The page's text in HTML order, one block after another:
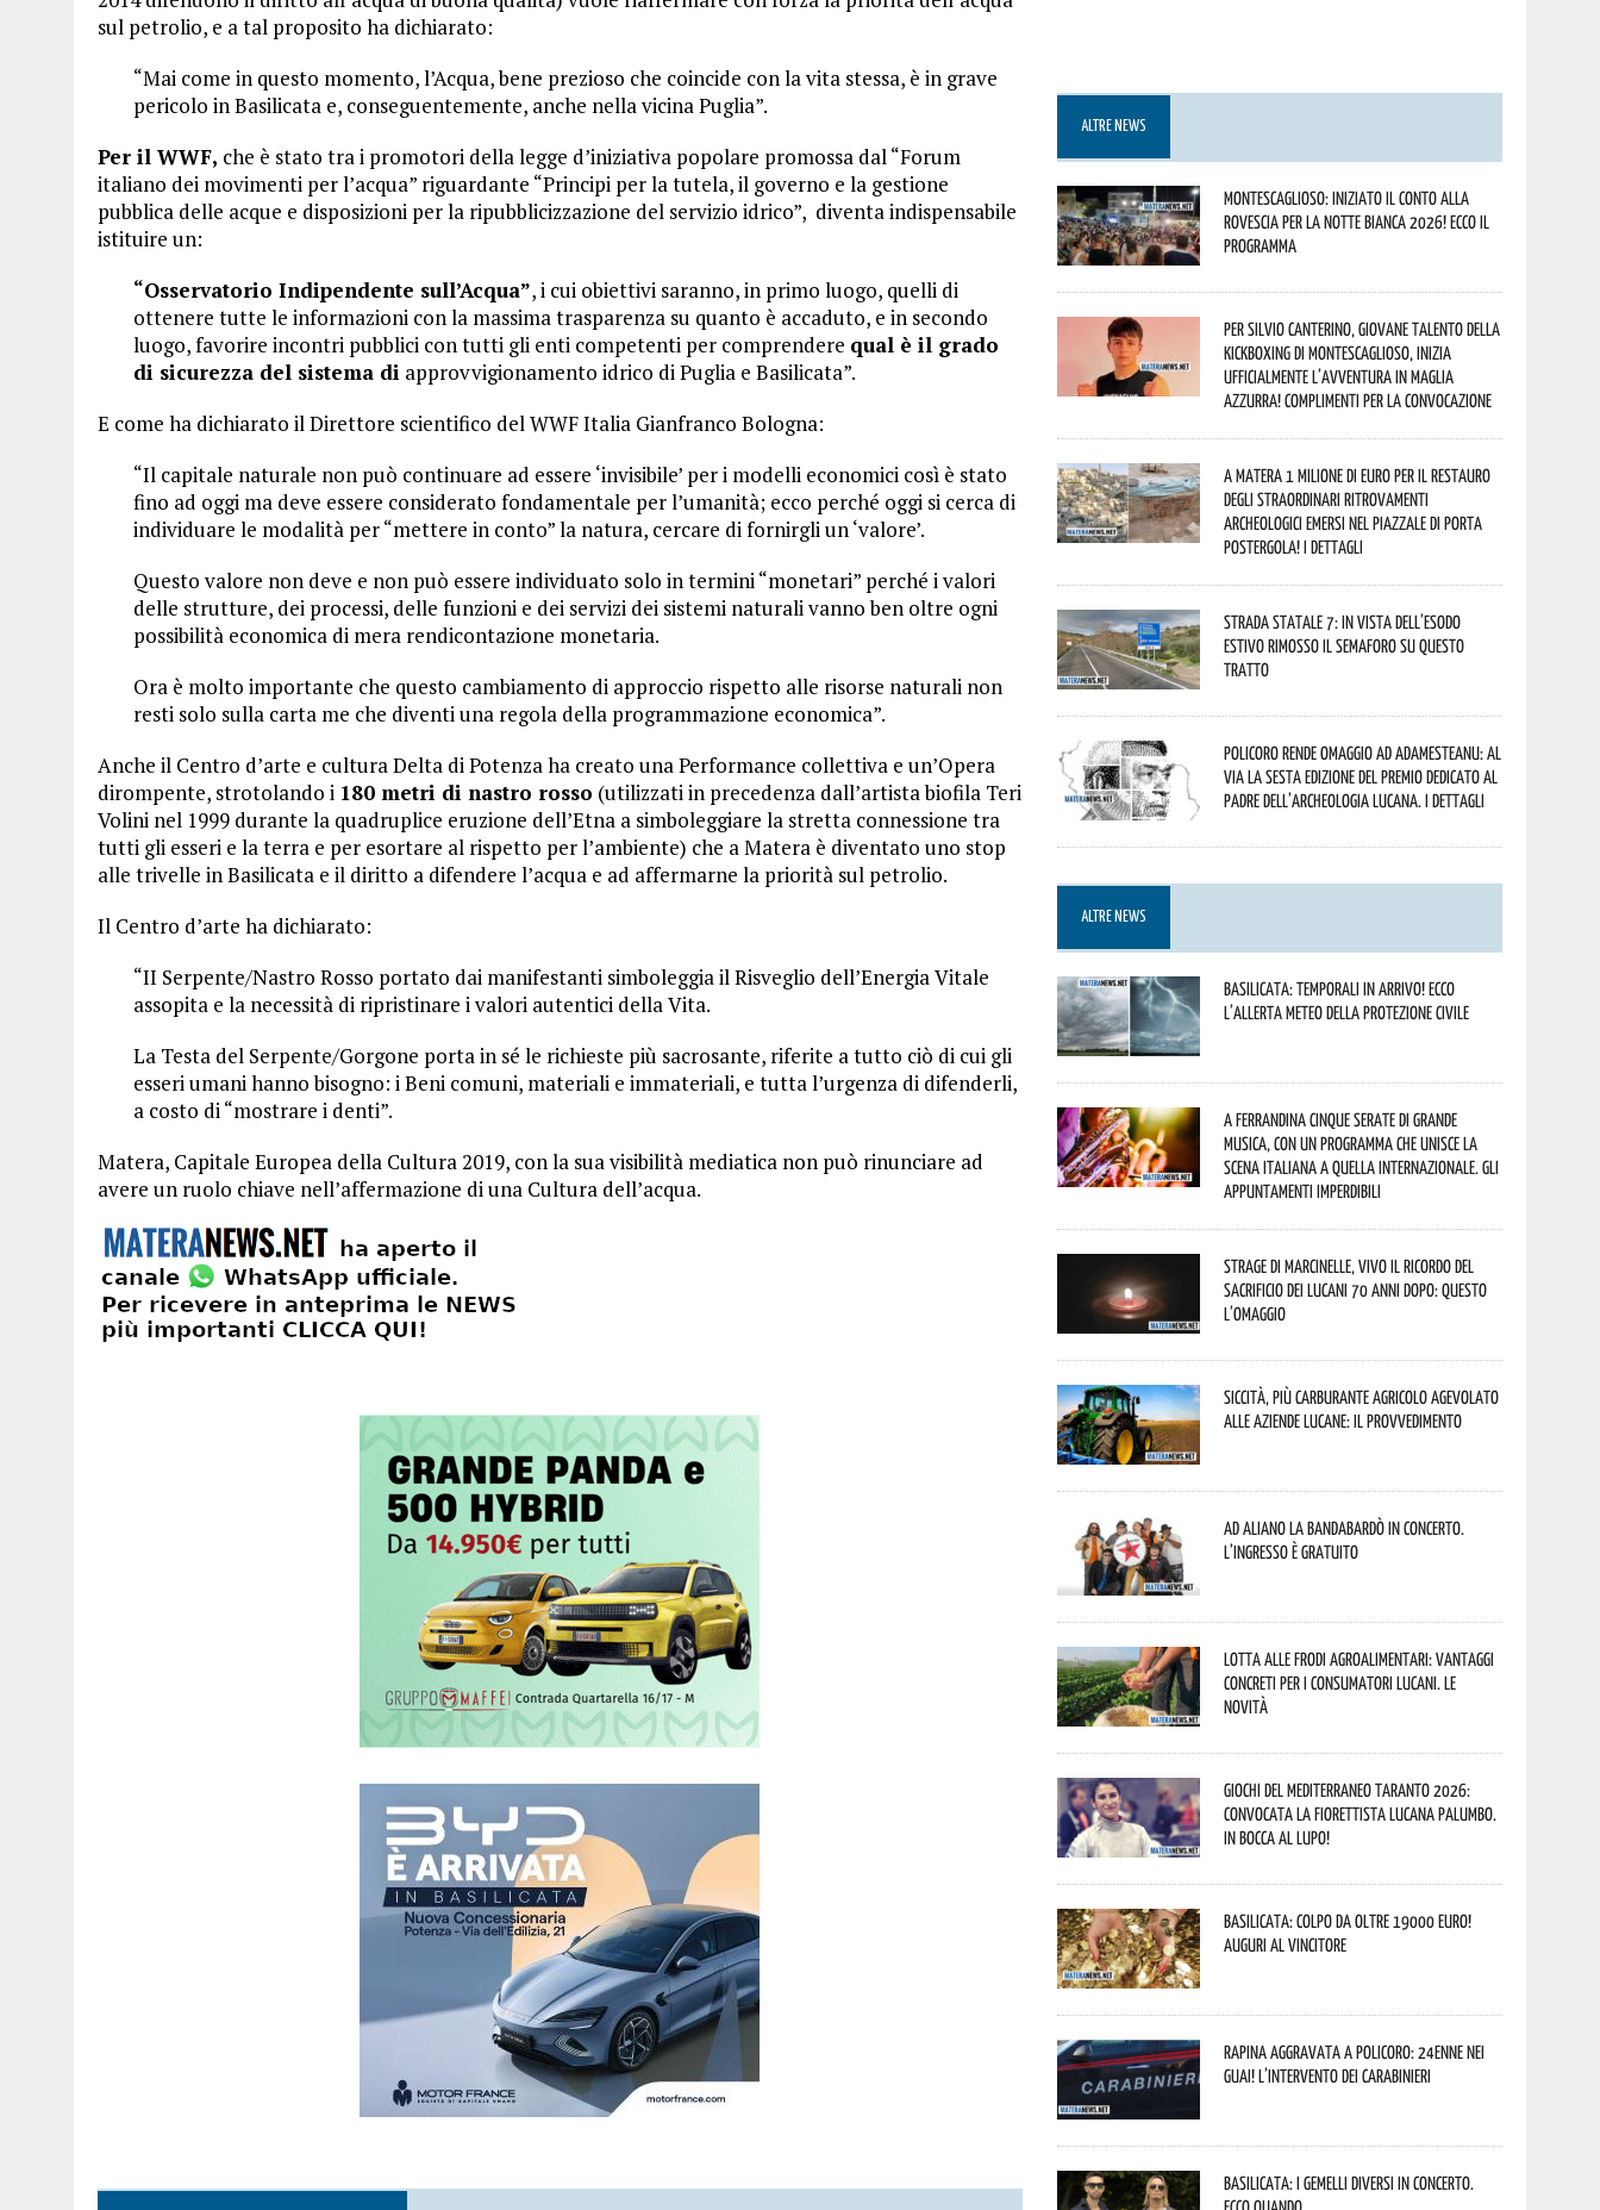
sul petrolio, e a tal proposito ha dichiarato:
“Mai come in questo momento, l’Acqua, bene prezioso che coincide con la vita stessa, è in grave
pericolo in Basilicata e, conseguentemente, anche nella vicina Puglia”.
Per il WWF, che è stato tra i promotori della legge d’iniziativa popolare promossa dal “Forum
italiano dei movimenti per l’acqua” riguardante “Principi per la tutela, il governo e la gestione
pubblica delle acque e disposizioni per la ripubblicizzazione del servizio idrico”, diventa indispensabile
istituire un:
“Osservatorio Indipendente sull’Acqua”, i cui obiettivi saranno, in primo luogo, quelli di
ottenere tutte le informazioni con la massima trasparenza su quanto è accaduto, e in secondo
luogo, favorire incontri pubblici con tutti gli enti competenti per comprendere qual è il grado
di sicurezza del sistema di approvvigionamento idrico di Puglia e Basilicata”.
E come ha dichiarato il Direttore scientifico del WWF Italia Gianfranco Bologna:
“Il capitale naturale non può continuare ad essere ‘invisibile’ per i modelli economici così è stato
fino ad oggi ma deve essere considerato fondamentale per l’umanità; ecco perché oggi si cerca di
individuare le modalità per “mettere in conto” la natura, cercare di fornirgli un ‘valore’.
Questo valore non deve e non può essere individuato solo in termini “monetari” perché i valori
delle strutture, dei processi, delle funzioni e dei servizi dei sistemi naturali vanno ben oltre ogni
possibilità economica di mera rendicontazione monetaria.
Ora è molto importante che questo cambiamento di approccio rispetto alle risorse naturali non
resti solo sulla carta me che diventi una regola della programmazione economica”.
Anche il Centro d’arte e cultura Delta di Potenza ha creato una Performance collettiva e un’Opera
dirompente, strotolando i 180 metri di nastro rosso (utilizzati in precedenza dall’artista biofila Teri
Volini nel 1999 durante la quadruplice eruzione dell’Etna a simboleggiare la stretta connessione tra
tutti gli esseri e la terra e per esortare al rispetto per l’ambiente) che a Matera è diventato uno stop
alle trivelle in Basilicata e il diritto a difendere l’acqua e ad affermarne la priorità sul petrolio.
Il Centro d’arte ha dichiarato:
“II Serpente/Nastro Rosso portato dai manifestanti simboleggia il Risveglio dell’Energia Vitale
assopita e la necessità di ripristinare i valori autentici della Vita.
La Testa del Serpente/Gorgone porta in sé le richieste più sacrosante, riferite a tutto ciò di cui gli
esseri umani hanno bisogno: i Beni comuni, materiali e immateriali, e tutta l’urgenza di difenderli,
a costo di “mostrare i denti”.
Matera, Capitale Europea della Cultura 2019, con la sua visibilità mediatica non può rinunciare ad
avere un ruolo chiave nell’affermazione di una Cultura dell’acqua.
ALTRE NEWS
Montescaglioso: iniziato il conto alla
rovescia per la Notte Bianca 2026! Ecco il
programma
Per Silvio Canterino, giovane talento della
kickboxing di Montescaglioso, inizia
ufficialmente l’avventura in maglia
azzurra! Complimenti per la convocazione
A Matera 1 milione di euro per il restauro
degli straordinari ritrovamenti
archeologici emersi nel piazzale di Porta
Postergola! I dettagli
Strada statale 7: in vista dell’esodo
estivo rimosso il semaforo su questo
tratto
Policoro rende omaggio ad Adamesteanu: al
via la sesta edizione del Premio dedicato al
padre dell’archeologia lucana. I dettagli
ALTRE NEWS
Basilicata: temporali in arrivo! Ecco
l’allerta meteo della Protezione civile
A Ferrandina cinque serate di grande
musica, con un programma che unisce la
scena italiana a quella internazionale. Gli
appuntamenti imperdibili
Strage di Marcinelle, vivo il ricordo del
sacrificio dei lucani 70 anni dopo: questo
l’omaggio
Siccità, più carburante agricolo agevolato
alle aziende lucane: il provvedimento
Ad Aliano la Bandabardò in concerto.
L’ingresso è gratuito
Lotta alle frodi agroalimentari: vantaggi
concreti per i consumatori lucani. Le
novità
Giochi del Mediterraneo Taranto 2026:
convocata la fiorettista lucana Palumbo.
In bocca al lupo!
Basilicata: colpo da oltre 19000 Euro!
Auguri al vincitore
Rapina aggravata a Policoro: 24enne nei
guai! L’intervento dei Carabinieri
Basilicata: i Gemelli DiVersi in concerto.